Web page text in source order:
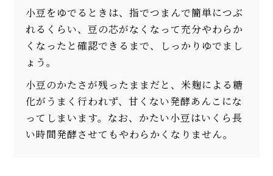
小豆をゆでるときは、指でつまんで簡単につぶ
れるくらい、豆の芯がなくなって充分やわらか
くなったと確認できるまで、しっかりゆでまし
ょう。
小豆のかたさが残ったままだと、米麹による糖
化がうまく行われず、甘くない発酵あんこにな
ってしまいます。なお、かたい小豆はいくら長
い時間発酵させてもやわらかくなりません。